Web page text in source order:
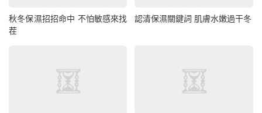
秋冬保濕招招命中 不怕敏感來找
茬
認清保濕關鍵詞 肌膚水嫩過干冬